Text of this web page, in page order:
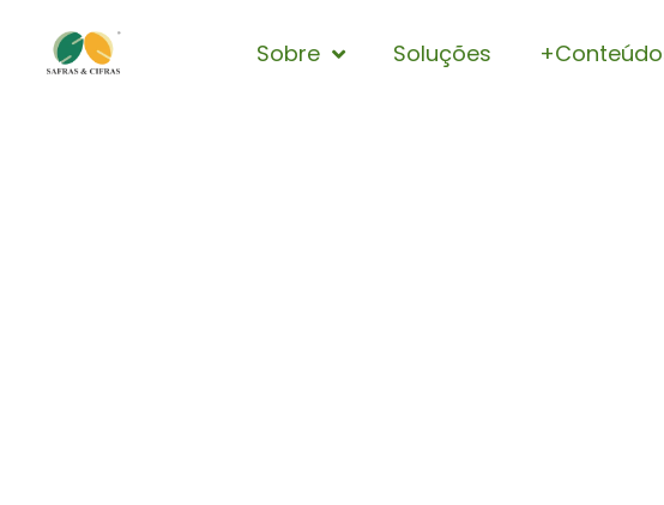
Sobre Soluções